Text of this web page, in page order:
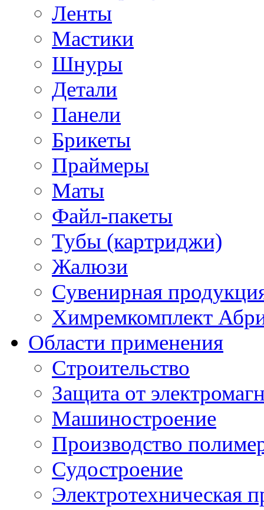
Ленты
Мастики
Шнуры
Детали
Панели
Брикеты
Праймеры
Маты
Файл-пакеты
Тубы (картриджи)
Жалюзи
Сувенирная
Химремкомплект
Области применения
Строительство
Защита от
Машиностроение
Производство
Судостроение
Электротехническая